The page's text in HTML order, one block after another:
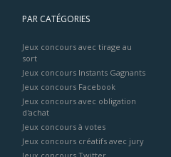
PAR CATÉGORIES
Jeux concours avec tirage au
sort
Jeux concours Instants Gagnants
Jeux concours Facebook
Jeux concours avec obligation
d'achat
Jeux concours à votes
Jeux concours créatifs avec jury